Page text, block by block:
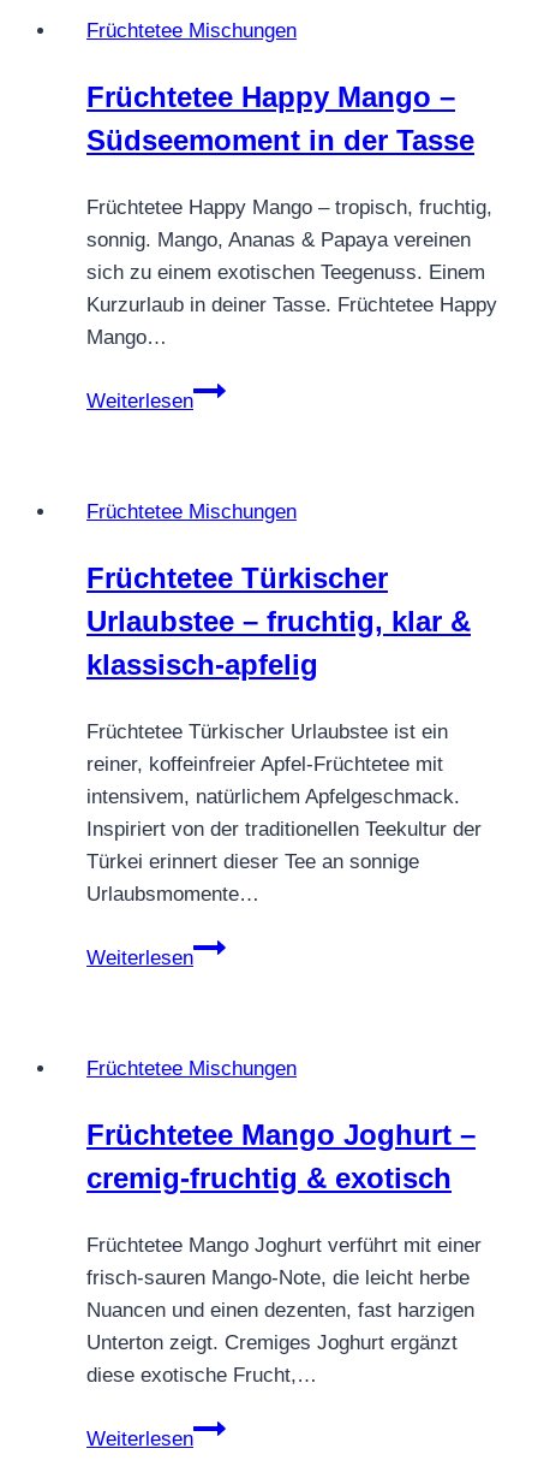
Früchtetee Mischungen
Früchtetee Happy Mango –
Südseemoment in der Tasse
Früchtetee Happy Mango – tropisch, fruchtig,
sonnig. Mango, Ananas & Papaya vereinen
sich zu einem exotischen Teegenuss. Einem
Kurzurlaub in deiner Tasse. Früchtetee Happy
Mango…
Weiterlesen
Früchtetee
Südseemoment
der
Tasse
Früchtetee Mischungen
Früchtetee Türkischer
Urlaubstee – fruchtig, klar &
klassisch-apfelig
Früchtetee Türkischer Urlaubstee ist ein
reiner, koffeinfreier Apfel-Früchtetee mit
intensivem, natürlichem Apfelgeschmack.
Inspiriert von der traditionellen Teekultur der
Türkei erinnert dieser Tee an sonnige
Urlaubsmomente…
Weiterlesen
Früchtetee
fruchtig,
&
klassisch-
Früchtetee Mischungen
Früchtetee Mango Joghurt –
cremig-fruchtig & exotisch
Früchtetee Mango Joghurt verführt mit einer
frisch-sauren Mango-Note, die leicht herbe
Nuancen und einen dezenten, fast harzigen
Unterton zeigt. Cremiges Joghurt ergänzt
diese exotische Frucht,…
Weiterlesen
Früchtetee